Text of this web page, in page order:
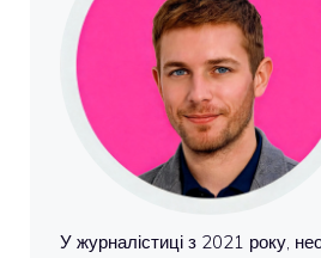
У журналістиці з 2021 року,